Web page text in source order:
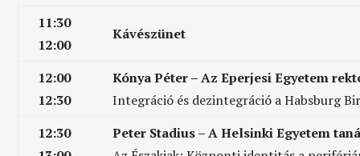
11:30
12:00
Kávészünet
12:00
12:30
Kónya Péter – Az Eperjesi Egyetem
Integráció és dezintegráció a Habsburg
12:30
Peter Stadius – A Helsinki Egyetem